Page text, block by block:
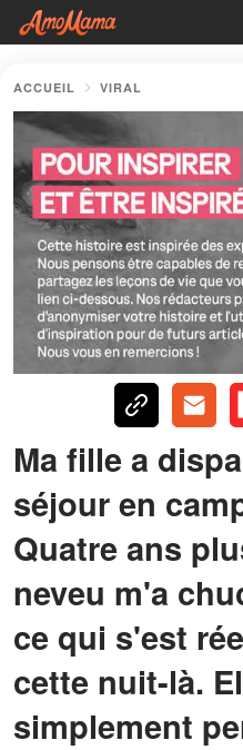
ACCUEIL VIRAL
Ma fille a
séjour en
Quatre ans
neveu m'a
ce qui s'est
cette nuit-là.
simplement